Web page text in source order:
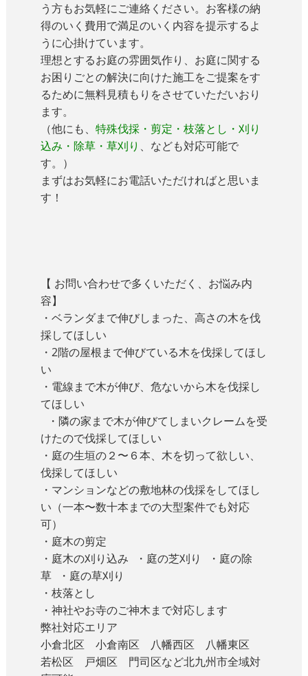
う方もお気軽にご連絡ください。お客様の納
得のいく費用で満足のいく内容を提示するよ
うに心掛けています。
理想とするお庭の雰囲気作り、お庭に関する
お困りごとの解決に向けた施工をご提案をす
るために無料見積もりをさせていただいおり
ます。
（他にも、 特殊伐採・剪定・枝落とし・刈り
込み・除草・草刈り 、なども対応可能で
す。）
まずはお気軽にお電話いただければと思いま
す！
【 お問い合わせで多くいただく、お悩み内
容】
・ベランダまで伸びしまった、高さの木を伐
採してほしい
・2階の屋根まで伸びている木を伐採してほし
い
・電線まで木が伸び、危ないから木を伐採し
てほしい
・隣の家まで木が伸びてしまいクレームを受
けたので伐採してほしい
・庭の生垣の２〜６本、木を切って欲しい、
伐採してほしい
・マンションなどの敷地林の伐採をしてほし
い（一本〜数十本までの大型案件でも対応
可）
・庭木の剪定
・庭木の刈り込み ・庭の芝刈り ・庭の除
草 ・庭の草刈り
・枝落とし
・神社やお寺のご神木まで対応します
弊社対応エリア
小倉北区 小倉南区 八幡西区 八幡東区
若松区 戸畑区 門司区など北九州市全域対